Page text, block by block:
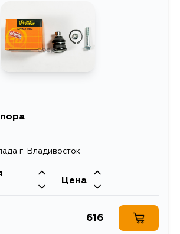
г. Владивосток
Цена
616